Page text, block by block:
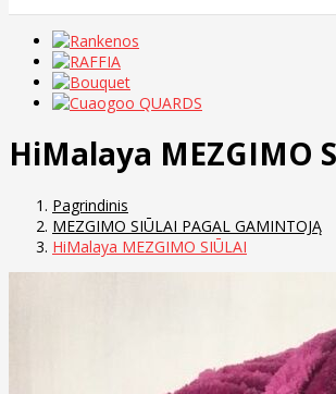
HiMalaya MEZGIMO
Pagrindinis
MEZGIMO SIŪLAI PAGAL GAMINTOJĄ
HiMalaya MEZGIMO SIŪLAI